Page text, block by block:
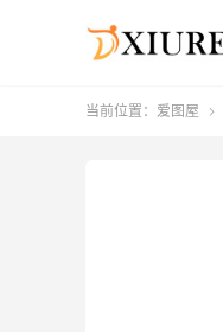
当前位置： 爱图屋 